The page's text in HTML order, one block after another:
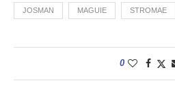
JOSMAN MAGUIE STROMAE
0